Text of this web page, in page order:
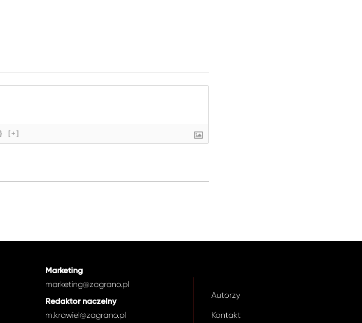
[+]
Marketing
marketing@zagrano.pl
Redaktor naczelny
m.krawiel@zagrano.pl
Autorzy
Kontakt